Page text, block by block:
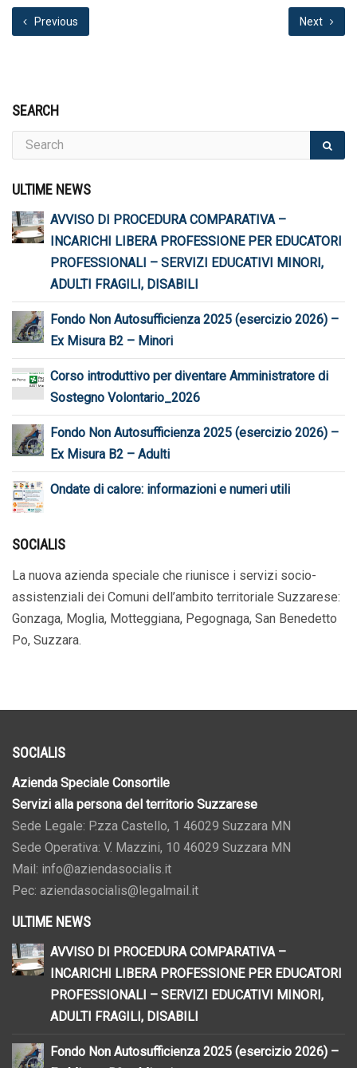
Previous Next
SEARCH
ULTIME NEWS
AVVISO DI PROCEDURA COMPARATIVA –
INCARICHI LIBERA PROFESSIONE PER EDUCATORI
PROFESSIONALI – SERVIZI EDUCATIVI MINORI,
ADULTI FRAGILI, DISABILI
Fondo Non Autosufficienza 2025 (esercizio 2026) –
Ex Misura B2 – Minori
Corso introduttivo per diventare Amministratore di
Sostegno Volontario_2026
Fondo Non Autosufficienza 2025 (esercizio 2026) –
Ex Misura B2 – Adulti
Ondate di calore: informazioni e numeri utili
SOCIALIS
La nuova azienda speciale che riunisce i servizi socio-
assistenziali dei Comuni dell’ambito territoriale Suzzarese:
Gonzaga, Moglia, Motteggiana, Pegognaga, San Benedetto
Po, Suzzara.
SOCIALIS
Azienda Speciale Consortile
Servizi alla persona del territorio Suzzarese
Sede Legale: P.zza Castello, 1 46029 Suzzara MN
Sede Operativa: V. Mazzini, 10 46029 Suzzara MN
Mail: info@aziendasocialis.it
Pec: aziendasocialis@legalmail.it
ULTIME NEWS
AVVISO DI PROCEDURA COMPARATIVA –
INCARICHI LIBERA PROFESSIONE PER EDUCATORI
PROFESSIONALI – SERVIZI EDUCATIVI MINORI,
ADULTI FRAGILI, DISABILI
Fondo Non Autosufficienza 2025 (esercizio 2026) –